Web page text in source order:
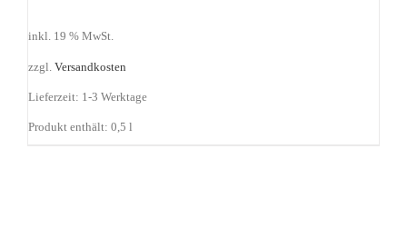
inkl. 19 % MwSt.
zzgl. Versandkosten
Lieferzeit: 1-3 Werktage
Produkt enthält: 0,5 l